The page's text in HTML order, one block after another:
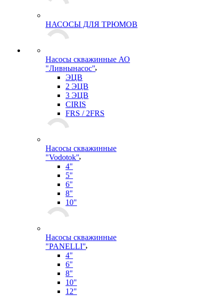
НАСОСЫ ДЛЯ ТРЮМОВ
Насосы скважинные АО
"Ливнынасос"
ЭЦВ
2 ЭЦВ
3 ЭЦВ
CIRIS
FRS / 2FRS
Насосы скважинные
"Vodotok"
4"
5"
6"
8"
10"
Насосы скважинные
"PANELLI"
4"
6"
8"
10"
12"